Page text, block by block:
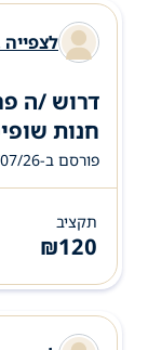
דרוש /ה
חנות
פורסם ב-21/07/26
תקציב
₪120